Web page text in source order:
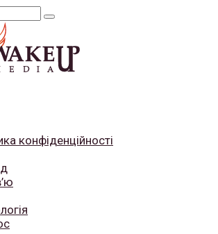
конфіденційності